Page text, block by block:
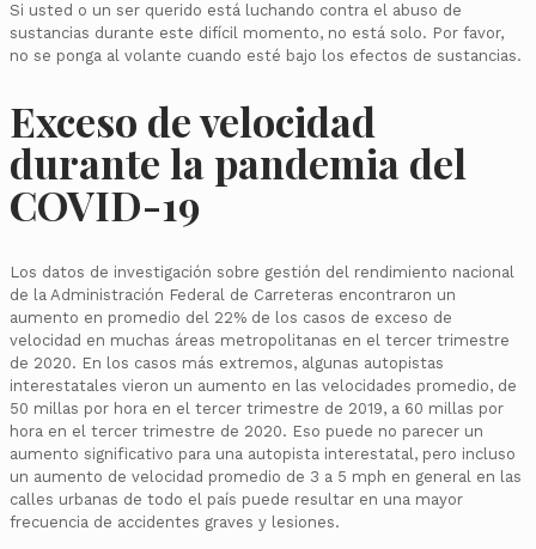
Si usted o un ser querido está luchando contra el abuso de
sustancias durante este difícil momento, no está solo. Por favor,
no se ponga al volante cuando esté bajo los efectos de sustancias.
Exceso de velocidad
durante la pandemia del
COVID-19
Los datos de investigación sobre gestión del rendimiento nacional
de la Administración Federal de Carreteras encontraron un
aumento en promedio del 22% de los casos de exceso de
velocidad en muchas áreas metropolitanas en el tercer trimestre
de 2020. En los casos más extremos, algunas autopistas
interestatales vieron un aumento en las velocidades promedio, de
50 millas por hora en el tercer trimestre de 2019, a 60 millas por
hora en el tercer trimestre de 2020. Eso puede no parecer un
aumento significativo para una autopista interestatal, pero incluso
un aumento de velocidad promedio de 3 a 5 mph en general en las
calles urbanas de todo el país puede resultar en una mayor
frecuencia de accidentes graves y lesiones.